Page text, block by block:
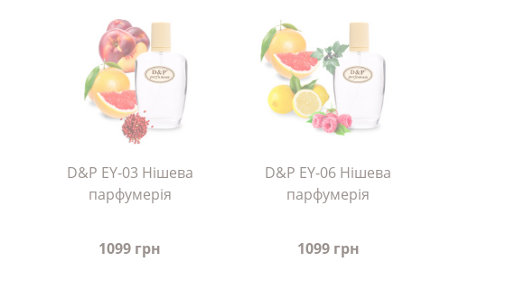
D&P EY-03 Нішева
парфумерія
1099 грн
D&P EY-06 Нішева
парфумерія
1099 грн